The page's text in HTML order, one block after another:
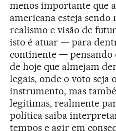
menos importante que
americana esteja sendo
realismo e visão de
isto é atuar — para
continente — pensando
de hoje que almejam
legais, onde o voto seja
instrumento, mas
legítimas, realmente
política saiba
tempos e agir em